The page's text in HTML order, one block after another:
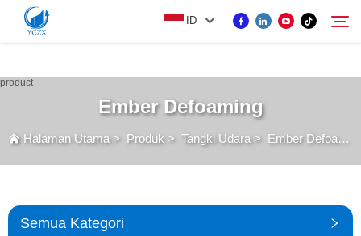
var images = document.getElementsByTagName('img'); for (var i = 0; i <
images.length; i++) { if (!images[i].getAttribute('alt')) { images[i].setAttribute('alt', ''); } }
ID
TENTANG KAMI
Ember Defoaming
Halaman Utama> Produk > Tangki Udara> Ember Defoaming
Semua Kategori